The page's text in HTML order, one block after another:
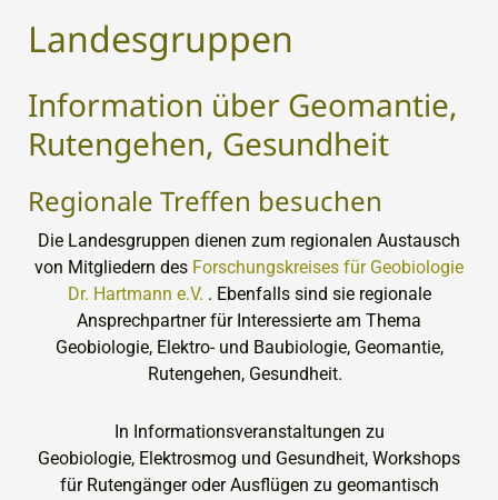
Landesgruppen
Information über Geomantie,
Rutengehen, Gesundheit
Regionale Treffen besuchen
Die Landesgruppen dienen zum regionalen Austausch
von Mitgliedern des Forschungskreises für Geobiologie
Dr. Hartmann e.V. . Ebenfalls sind sie regionale
Ansprechpartner für Interessierte am Thema
Geobiologie, Elektro- und Baubiologie, Geomantie,
Rutengehen, Gesundheit.
In Informationsveranstaltungen zu
Geobiologie, Elektrosmog und Gesundheit, Workshops
für Rutengänger oder Ausflügen zu geomantisch